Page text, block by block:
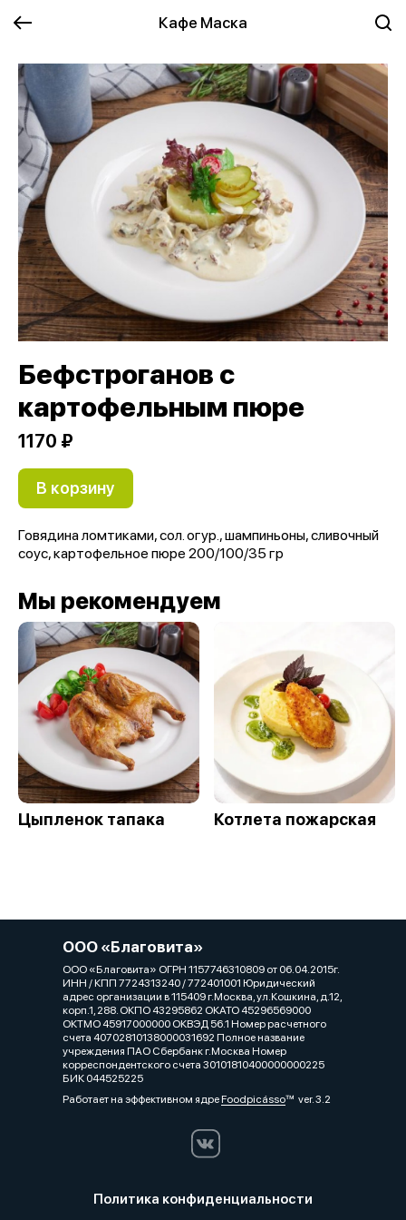
Кафе Маска
Бефстроганов с
картофельным пюре
1170 ₽
В корзину
Говядина ломтиками, сол. огур., шампиньоны, сливочный
соус, картофельное пюре 200/100/35 гр
Мы рекомендуем
Цыпленок тапака Котлета пожарская
ООО «Благовита»
ООО «Благовита» ОГРН 1157746310809 от 06.04.2015г.
ИНН / КПП 7724313240 / 772401001 Юридический
адрес организации в 115409 г.Москва, ул.Кошкина, д.12,
корп.1, 288. ОКПО 43295862 ОКАТО 45296569000
ОКТМО 45917000000 ОКВЭД 56.1 Номер расчетного
счета 40702810138000031692 Полное название
учреждения ПАО Сбербанк г.Москва Номер
корреспондентского счета 30101810400000000225
БИК 044525225
Работает на эффективном ядреFoodpicássover. 3.2
Политика конфиденциальности